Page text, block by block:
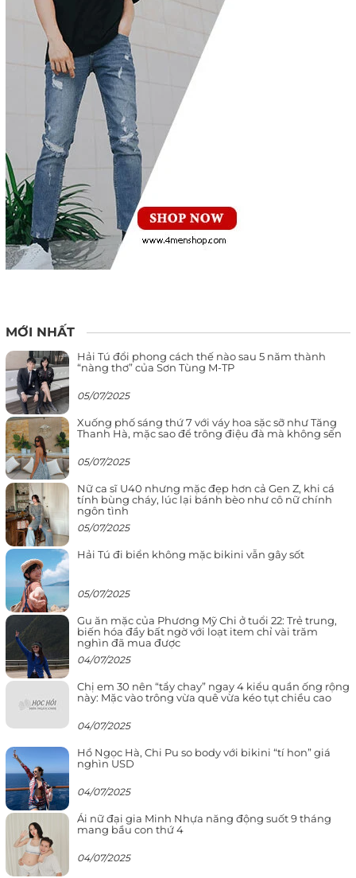
MỚI NHẤT
Hải Tú đổi phong cách thế nào sau 5 năm thành
“nàng thơ” của Sơn Tùng M-TP
05/07/2025
Xuống phố sáng thứ 7 với váy hoa sặc sỡ như Tăng
Thanh Hà, mặc sao để trông điệu đà mà không sến
05/07/2025
Nữ ca sĩ U40 nhưng mặc đẹp hơn cả Gen Z, khi cá
tính bùng cháy, lúc lại bánh bèo như cô nữ chính
ngôn tình
05/07/2025
Hải Tú đi biển không mặc bikini vẫn gây sốt
05/07/2025
Gu ăn mặc của Phương Mỹ Chi ở tuổi 22: Trẻ trung,
biến hóa đầy bất ngờ với loạt item chỉ vài trăm
nghìn đã mua được
04/07/2025
Chị em 30 nên “tẩy chay” ngay 4 kiểu quần ống rộng
này: Mặc vào trông vừa quê vừa kéo tụt chiều cao
04/07/2025
Hồ Ngọc Hà, Chi Pu so body với bikini “tí hon” giá
nghìn USD
04/07/2025
Ái nữ đại gia Minh Nhựa năng động suốt 9 tháng
mang bầu con thứ 4
04/07/2025